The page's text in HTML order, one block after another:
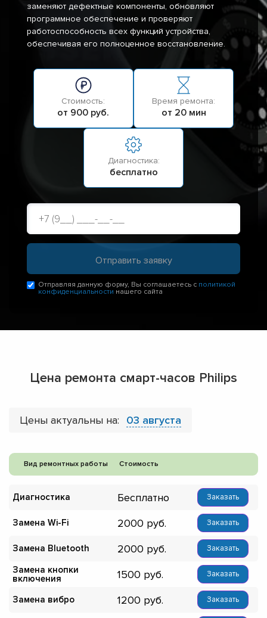
заменяют дефектные компоненты, обновляют
программное обеспечение и проверяют
работоспособность всех функций устройства,
обеспечивая его полноценное восстановление.
Стоимость:
от 900 руб.
Время ремонта:
от 20 мин
Диагностика:
бесплатно
Отправляя данную форму, Вы соглашаетесь с политикой
конфиденциальности нашего сайта
Цена ремонта смарт-часов Philips
Цены актуальны на: 03 августа
Вид ремонтных работы Стоимость
Диагностика Бесплатно Заказать
Замена Wi-Fi 2000 Заказать
Замена Bluetooth 2000 Заказать
Замена кнопки
включения
1500 Заказать
Замена вибро 1200 Заказать